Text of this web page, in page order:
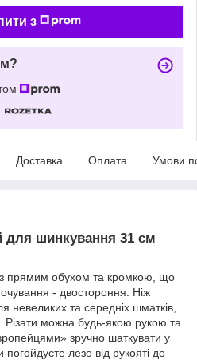
з
Доставка Оплата Умови
шинкування 31 см
з прямим обухом та кромкою, що
- двостороння. Ніж
невеликих та середніх шматків,
Різати можна будь-якою рукою та
зручно шаткувати у
лезо від рукояті до